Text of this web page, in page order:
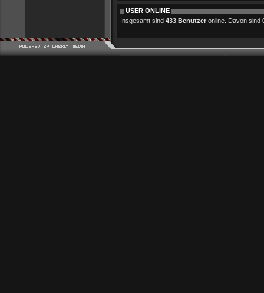
USER ONLINE
Insgesamt sind 433 Benutzer online. Davon sind